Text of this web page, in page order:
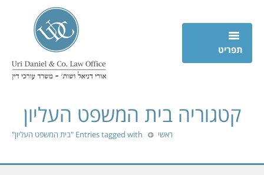
אודות
תחומי התמחות
תקשורת ועיתונות
קטגוריהבית המשפט העליון
ראשי Entries tagged with "בית המשפט העליון"